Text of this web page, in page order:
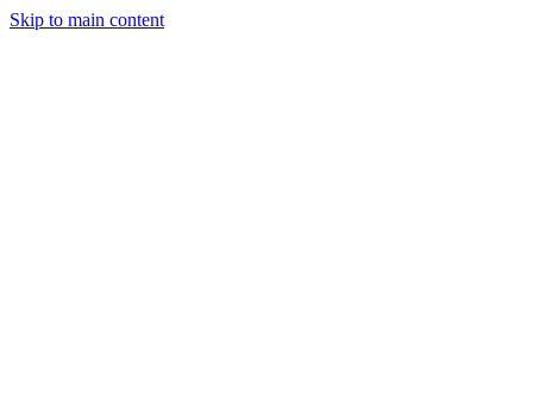
Skip to main content